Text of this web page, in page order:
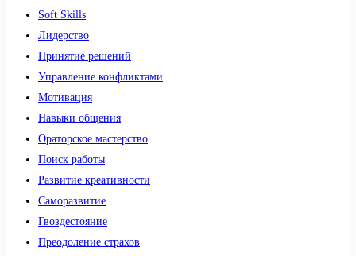
Soft Skills
Лидерство
Принятие решений
Управление конфликтами
Мотивация
Навыки общения
Ораторское мастерство
Поиск работы
Развитие креативности
Саморазвитие
Гвоздестояние
Преодоление страхов